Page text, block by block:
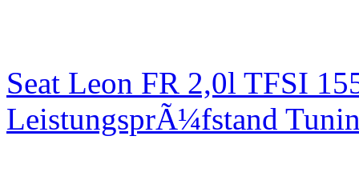
Seat Leon FR 2,0l TFSI
LeistungsprÃ¼fstand